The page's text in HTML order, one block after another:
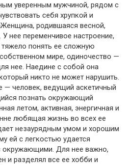
уверенным мужчиной, рядом с
себя хрупкой и
родившаяся весной,
нее переменчивое настроение,
понять ее сложную
мире, одиночество —
нее. Наедине с собой она
никто не может нарушить.
человек, ведущий аскетичный
познать окружающий
летом, активная, энергичная и
любящая жизнь во всех ее
незаурядным умом и хорошим
ей с легкостью удается
окружающими. Для нее важно,
и разделял все ее хобби и